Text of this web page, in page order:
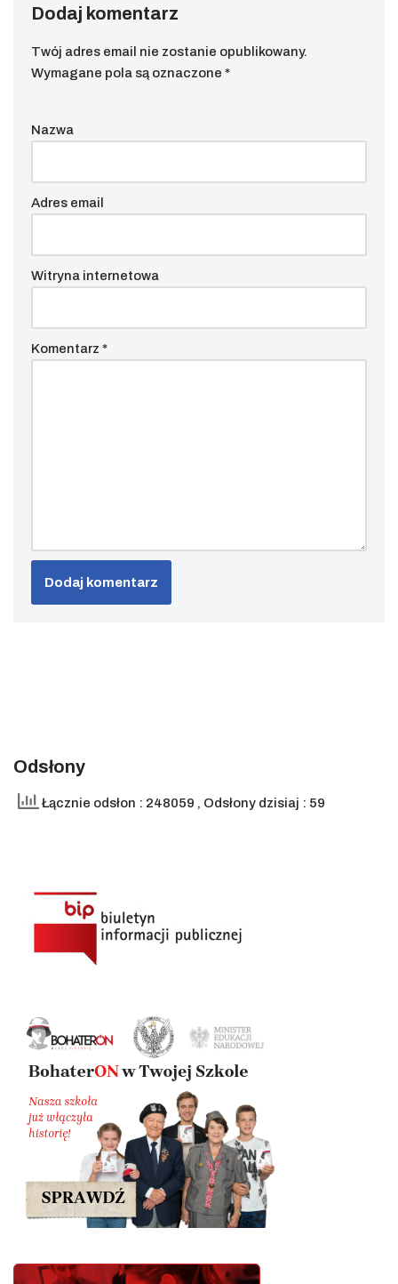
Dodaj komentarz
Twój adres email nie zostanie opublikowany.
Wymagane pola są oznaczone *
Nazwa
Adres email
Witryna internetowa
Komentarz *
Odsłony
Łącznie odsłon : 248059 , Odsłony dzisiaj : 59